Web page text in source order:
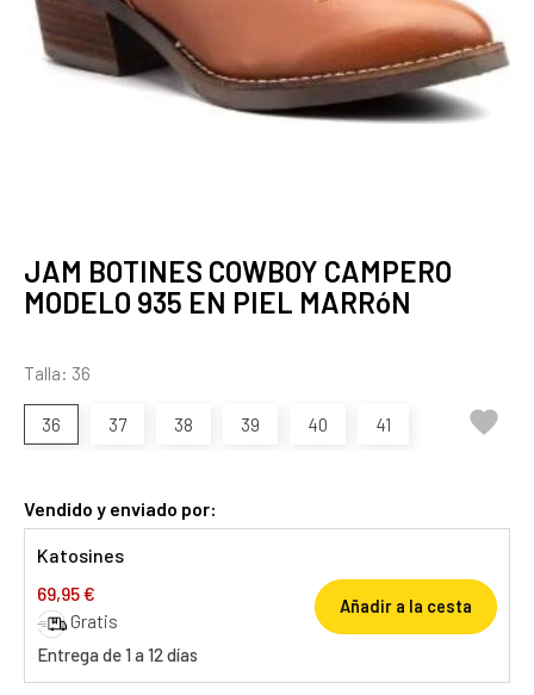
JAM BOTINES COWBOY CAMPERO
MODELO 935 EN PIEL MARRóN
Talla: 36
36 37 38 39 40 41 
Vendido y enviado por:
Katosines
69,95 €
Gratis
Entrega de 1 a 12 días
Añadir a la cesta